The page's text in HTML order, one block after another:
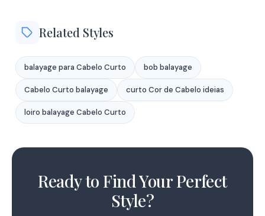
Related Styles
balayage para Cabelo Curto bob balayage
Cabelo Curto balayage curto Cor de Cabelo ideias
loiro balayage Cabelo Curto
Ready to Find Your Perfect
Style?